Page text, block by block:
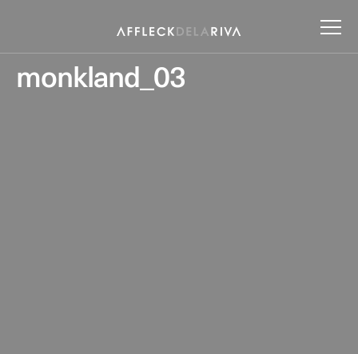
monkland_03